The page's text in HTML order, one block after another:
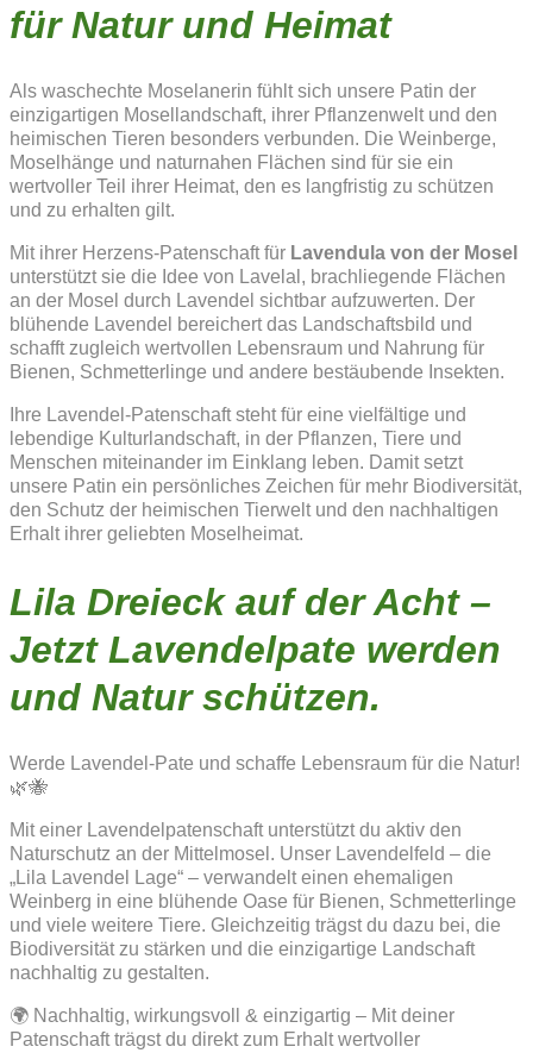
für Natur und Heimat
Als waschechte Moselanerin fühlt sich unsere Patin der
einzigartigen Mosellandschaft, ihrer Pflanzenwelt und den
heimischen Tieren besonders verbunden. Die Weinberge,
Moselhänge und naturnahen Flächen sind für sie ein
wertvoller Teil ihrer Heimat, den es langfristig zu schützen
und zu erhalten gilt.
Mit ihrer Herzens-Patenschaft für Lavendula von der Mosel
unterstützt sie die Idee von Lavelal, brachliegende Flächen
an der Mosel durch Lavendel sichtbar aufzuwerten. Der
blühende Lavendel bereichert das Landschaftsbild und
schafft zugleich wertvollen Lebensraum und Nahrung für
Bienen, Schmetterlinge und andere bestäubende Insekten.
Ihre Lavendel-Patenschaft steht für eine vielfältige und
lebendige Kulturlandschaft, in der Pflanzen, Tiere und
Menschen miteinander im Einklang leben. Damit setzt
unsere Patin ein persönliches Zeichen für mehr Biodiversität,
den Schutz der heimischen Tierwelt und den nachhaltigen
Erhalt ihrer geliebten Moselheimat.
Lila Dreieck auf der Acht –
Jetzt Lavendelpate werden
und Natur schützen.
Werde Lavendel-Pate und schaffe Lebensraum für die Natur!
🌿🐝
Mit einer Lavendelpatenschaft unterstützt du aktiv den
Naturschutz an der Mittelmosel. Unser Lavendelfeld – die
„Lila Lavendel Lage“ – verwandelt einen ehemaligen
Weinberg in eine blühende Oase für Bienen, Schmetterlinge
und viele weitere Tiere. Gleichzeitig trägst du dazu bei, die
Biodiversität zu stärken und die einzigartige Landschaft
nachhaltig zu gestalten.
🌍 Nachhaltig, wirkungsvoll & einzigartig – Mit deiner
Patenschaft trägst du direkt zum Erhalt wertvoller